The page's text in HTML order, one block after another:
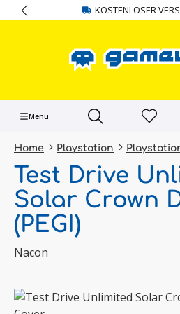
springen KOSTENLOSER
Menü
Home Playstation
Test Drive
Solar Crown
(PEGI)
Nacon
Bildergalerie überspringen